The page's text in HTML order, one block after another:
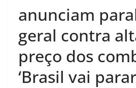
anunciam
geral contra
preço dos
‘Brasil vai